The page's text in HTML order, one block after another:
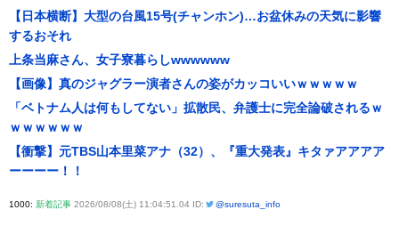
【日本横断】大型の台風15号(チャンホン)…お盆休みの天気に影響
するおそれ
上条当麻さん、女子寮暮らしwwwwww
【画像】真のジャグラー演者さんの姿がカッコいいｗｗｗｗｗ
「ベトナム人は何もしてない」拡散民、弁護士に完全論破されるｗ
ｗｗｗｗｗｗ
【衝撃】元TBS山本里菜アナ（32）、『重大発表』キタァアアアア
ーーーー！！
1000: 新着記事 2026/08/08(土) 11:04:51.04 ID: @suresuta_info